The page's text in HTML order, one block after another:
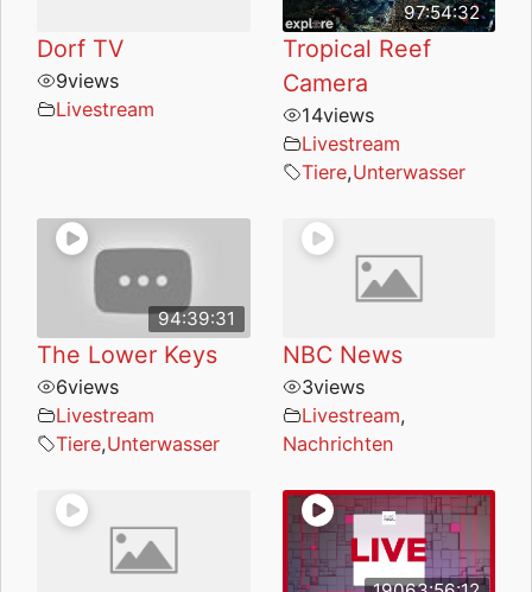
Dorf TV
9views
Livestream
97:54:32
Tropical Reef
Camera
14views
Livestream
Tiere,Unterwasser
94:39:31
The Lower Keys
6views
Livestream
Tiere,Unterwasser
NBC News
3views
Livestream,
Nachrichten